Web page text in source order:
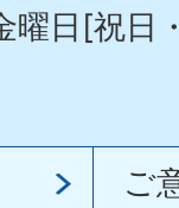
曜日[祝日
ご